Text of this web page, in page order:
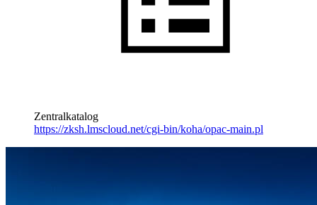
Zentralkatalog
https://zksh.lmscloud.net/cgi-bin/koha/opac-main.pl